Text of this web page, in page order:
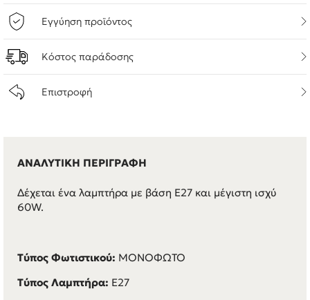
Εγγύηση προϊόντος
Κόστος παράδοσης
Επιστροφή
ΑΝΑΛΥΤΙΚΗ ΠΕΡΙΓΡΑΦΗ
Δέχεται ένα λαμπτήρα με βάση Ε27 και μέγιστη ισχύ
60W.
Τύπος Φωτιστικού: ΜΟΝΟΦΩΤΟ
Τύπος Λαμπτήρα: E27